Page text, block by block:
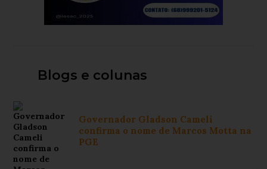
Blogs e colunas
Governador Gladson Cameli
confirma o nome de Marcos Motta na
PGE